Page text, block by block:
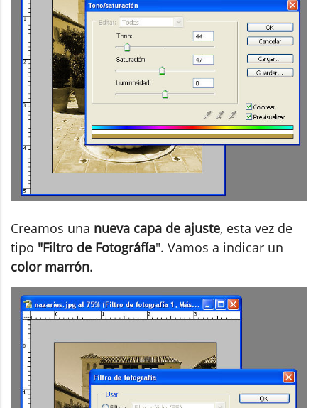
Creamos una nueva capa de ajuste, esta vez de
tipo "Filtro de Fotográfía". Vamos a indicar un
color marrón.